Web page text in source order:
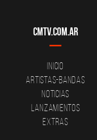
CMTV.com.ar
Inicio
Artistas-Bandas
Noticias
Lanzamientos
Extras